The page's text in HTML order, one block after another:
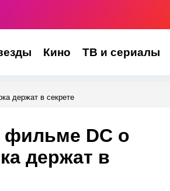
Кино ТВ и сериалы
держат в секрете
фильме DC о
держат в